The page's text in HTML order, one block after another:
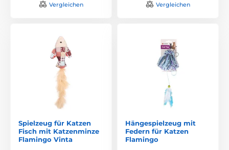
Vergleichen Vergleichen
Spielzeug für Katzen
Fisch mit Katzenminze
Flamingo Vinta
Hängespielzeug mit
Federn für Katzen
Flamingo